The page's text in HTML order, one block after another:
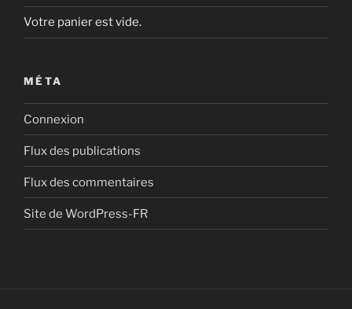
Votre panier est vide.
MÉTA
Connexion
Flux des publications
Flux des commentaires
Site de WordPress-FR